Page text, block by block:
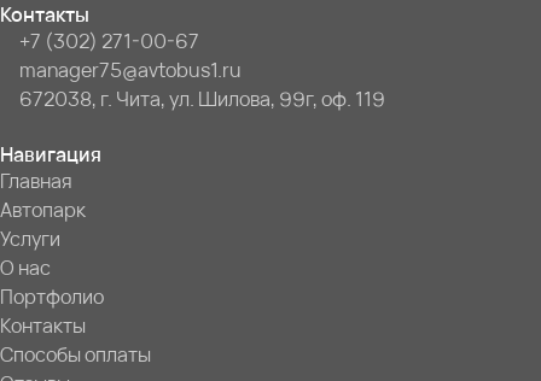
Контакты
+7 (302) 271-00-67
manager75@avtobus1.ru
672038, г. Чита, ул. Шилова, 99г, оф. 119
Навигация
Главная
Автопарк
Услуги
О нас
Портфолио
Контакты
Способы оплаты